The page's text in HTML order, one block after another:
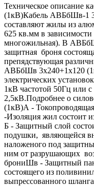
Техническое описание
(1кВ)Кабель АВБбШв-1
составляют жилы из
625 кв.мм в
многожильная). В
защитная броня
препядствующая
АВБбШв 3х240+1х120
электрических
1кВ частотой 50Гц или
2,5кВ.Подробнее о
(1кВ)А -
-Изоляция жил состоит
Б - Защитный слой
подушки, являющейся
наложеного под
ним от разрушающих
брониШв - Защитный
состоящего из
выпрессованного шланга